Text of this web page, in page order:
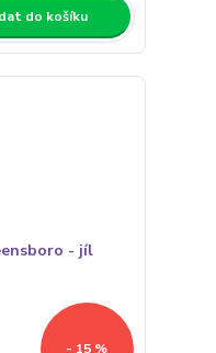
do košíku
- 15 %